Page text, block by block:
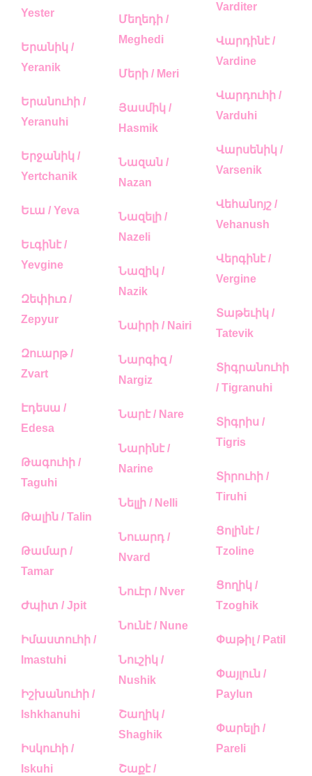
Yester
Երանիկ /
Yeranik
Երանուհի /
Yeranuhi
Երջանիկ /
Yertchanik
Եւա / Yeva
Եւգինէ /
Yevgine
Զեփիւռ /
Zepyur
Զուարթ /
Zvart
Էդեսա /
Edesa
Թագուհի /
Taguhi
Թալին / Talin
Թամար /
Tamar
Ժպիտ / Jpit
Իմաստուհի /
Imastuhi
Իշխանուհի /
Ishkhanuhi
Իսկուհի /
Iskuhi
Մեղեդի /
Meghedi
Մերի / Meri
Յասմիկ /
Hasmik
Նազան /
Nazan
Նազելի /
Nazeli
Նազիկ /
Nazik
Նաիրի / Nairi
Նարգիզ /
Nargiz
Նարէ / Nare
Նարինէ /
Narine
Նելլի / Nelli
Նուարդ /
Nvard
Նուէր / Nver
Նունէ / Nune
Նուշիկ /
Nushik
Շաղիկ /
Shaghik
Շաքէ /
Varditer
Վարդինէ /
Vardine
Վարդուհի /
Varduhi
Վարսենիկ /
Varsenik
Վեհանոյշ /
Vehanush
Վերգինէ /
Vergine
Տաթեւիկ /
Tatevik
Տիգրանուհի
/ Tigranuhi
Տիգրիս /
Tigris
Տիրուհի /
Tiruhi
Ցոլինէ /
Tzoline
Ցողիկ /
Tzoghik
Փաթիլ / Patil
Փայլուն /
Paylun
Փարելի /
Pareli